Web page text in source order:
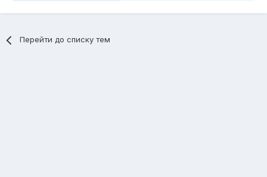
Перейти до списку тем